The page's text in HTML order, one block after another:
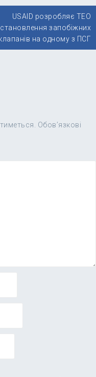
USAID розробляє ТЕО
запобіжних
на одному з ПСГ
Обов’язкові